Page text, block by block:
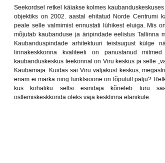
Seekordsel retkel käiakse kolmes
objektiks on 2002. aastal ehitatud Norde Centrumi
peale selle valmimist ennustati lühikest eluiga. Mis
mõjutab kaubanduse ja äripindade eelistus Tallinna
Kaubanduspindade arhitektuuri teistsugust külge
linnakeskkonna kvaliteeti on panustanud
kaubanduskeskus teekonnal on Viru keskus ja selle
Kaubamaja. Kuidas sai Viru väljakust keskus,
enam ei märka ning funktsioone on lõputult palju?
kus kohaliku seltsi esindaja kõneleb turu
ostlemiskeskkonda oleks vaja kesklinna elanikule.